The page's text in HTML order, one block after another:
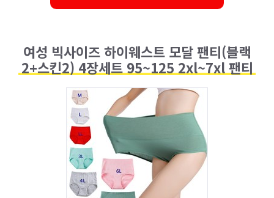
여성 빅사이즈 하이웨스트 모달 팬티(블랙
2+스킨2) 4장세트 95~125 2xl~7xl 팬티